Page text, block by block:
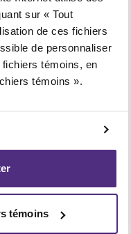
sur « Tout
de ces fichiers
de personnaliser
témoins, en
témoins ».
témoins